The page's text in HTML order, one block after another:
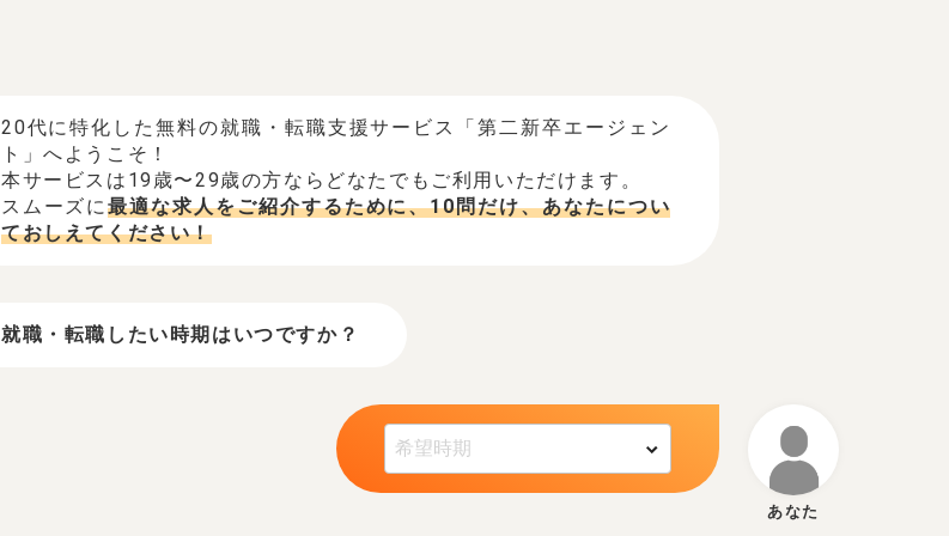
20代に特化した無料の就職・転職支援サービス「第二新卒エージェン
ト」へようこそ！
本サービスは19歳〜29歳の方ならどなたでもご利用いただけます。
スムーズに最適な求人をご紹介するために、10問だけ、あなたについ
ておしえてください！
就職・転職したい時期はいつですか？